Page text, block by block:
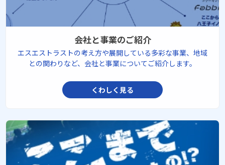
会社と事業のご紹介
エスエストラストの考え方や展開している多彩な事業、地域
との関わりなど、会社と事業についてご紹介します。
くわしく見る